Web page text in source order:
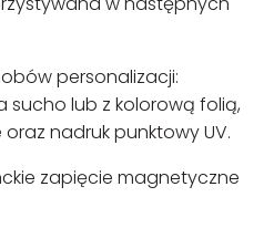
personalizacji:
sucho lub z kolorową folią,
nadruk punktowy UV.
zapięcie magnetyczne